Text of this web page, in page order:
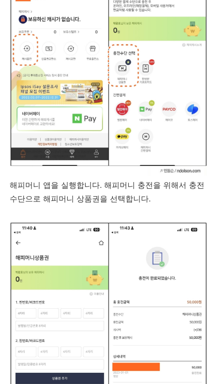
해피머니 앱을 실행합니다. 해피머니 충전을 위해서 충전
수단으로 해피머니 상품권을 선택합니다.